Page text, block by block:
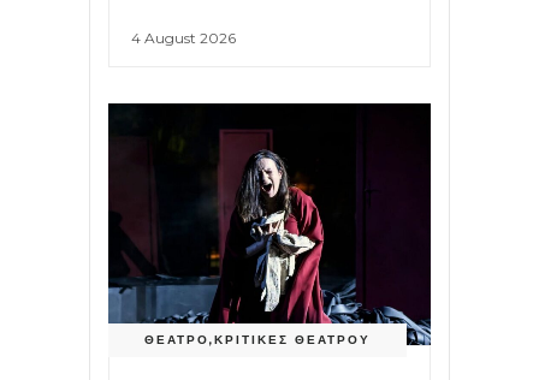
4 August 2026
ΘΕΑΤΡΟ,ΚΡΙΤΙΚΕΣ ΘΕΑΤΡΟΥ